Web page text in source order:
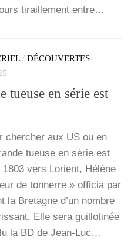
tiraille­ment entre…
/ DÉCOUVERTES
tueuse en série est
cher­cher aux US ou en
tueuse en série est
1803 vers Lorient, Hélène
de ton­nerre » offi­cia par
la Bre­tagne d’un nombre
Elle sera guillo­ti­née
la BD de Jean-Luc…